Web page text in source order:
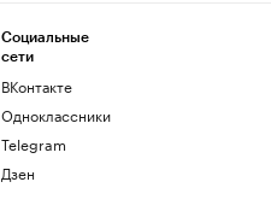
Социальные
сети
ВКонтакте
Одноклассники
Telegram
Дзен